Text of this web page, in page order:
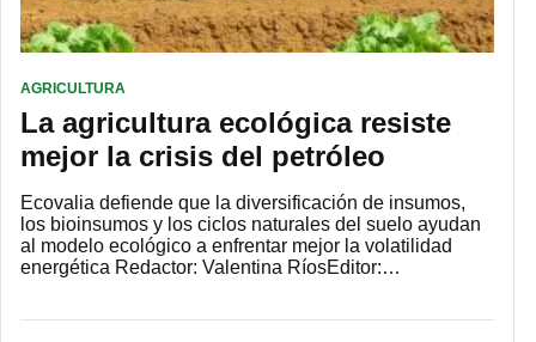
AGRICULTURA
La agricultura ecológica resiste
mejor la crisis del petróleo
Ecovalia defiende que la diversificación de insumos,
los bioinsumos y los ciclos naturales del suelo ayudan
al modelo ecológico a enfrentar mejor la volatilidad
energética Redactor: Valentina RíosEditor:…